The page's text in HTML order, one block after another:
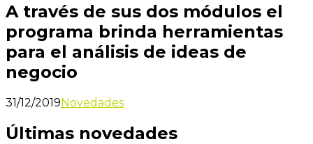
A través de sus dos módulos el
programa brinda herramientas
para el análisis de ideas de
negocio
31/12/2019Novedades
Últimas novedades